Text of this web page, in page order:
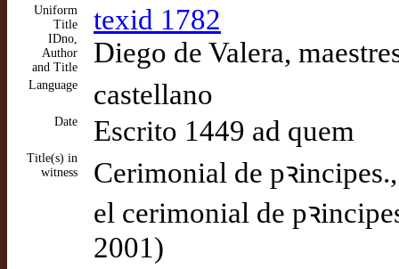
Uniform
Title
IDno,
Author
and Title
texid 1782
Diego de Valera,
Language castellano
Date Escrito 1449 ad quem
Title(s) in
witness
Cerimonial de
el cerimonial de
2001)